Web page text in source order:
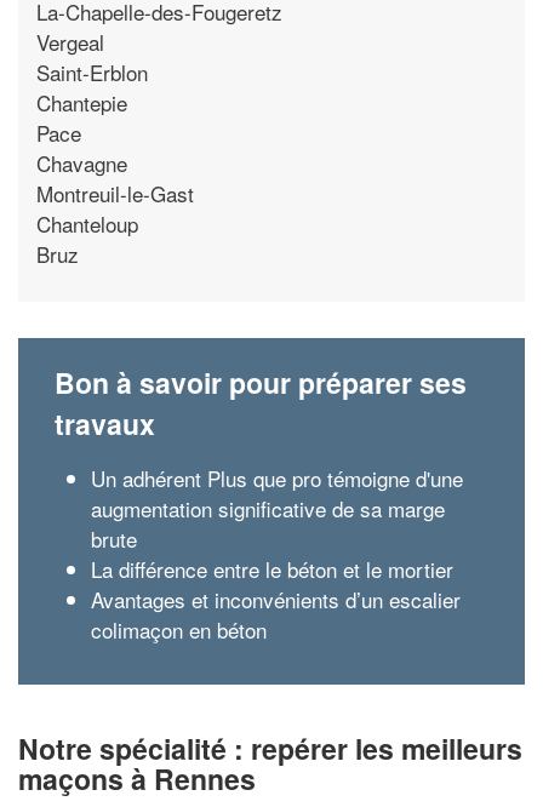
La-Chapelle-des-Fougeretz
Vergeal
Saint-Erblon
Chantepie
Pace
Chavagne
Montreuil-le-Gast
Chanteloup
Bruz
Bon à savoir pour préparer ses
travaux
Un adhérent Plus que pro témoigne d'une
augmentation significative de sa marge
brute
La différence entre le béton et le mortier
Avantages et inconvénients d’un escalier
colimaçon en béton
Notre spécialité : repérer les meilleurs
maçons à Rennes